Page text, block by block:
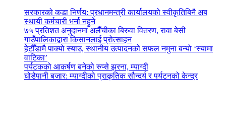
सरकारको कडा निर्णय: प्रधानमन्त्री कार्यालयको स्वीकृतिबिनै अब
स्थायी कर्मचारी भर्ना नहुने
७५ प्रतिशत अनुदानमा अलैँचीका बिरुवा वितरण, रावा बेसी
गाउँपालिकाद्वारा किसानलाई प्रोत्साहन
हेटौँडामै पाक्यो स्याउ, स्थानीय उत्पादनको सफल नमुना बन्यो ‘स्यामा
वाटिका’
पर्यटकको आकर्षण बनेको रुप्से झरना, म्याग्दी
घोडेपानी बजार: म्याग्दीको प्राकृतिक सौन्दर्य र पर्यटनको केन्द्र